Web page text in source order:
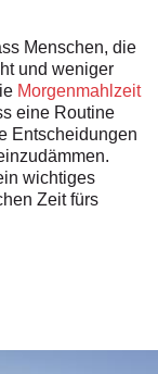
Menschen, die
und weniger
Morgenmahlzeit
eine Routine
Entscheidungen
wichtiges
Zeit fürs